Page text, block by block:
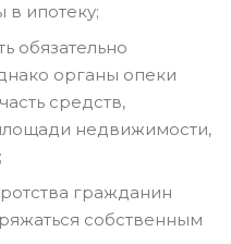
в ипотеку;
обязательно
органы опеки
средств,
недвижимости,
гражданин
собственным